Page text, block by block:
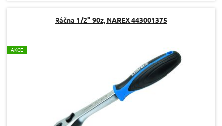
Ráčna 1/2" 90z, NAREX 443001375
AKCE